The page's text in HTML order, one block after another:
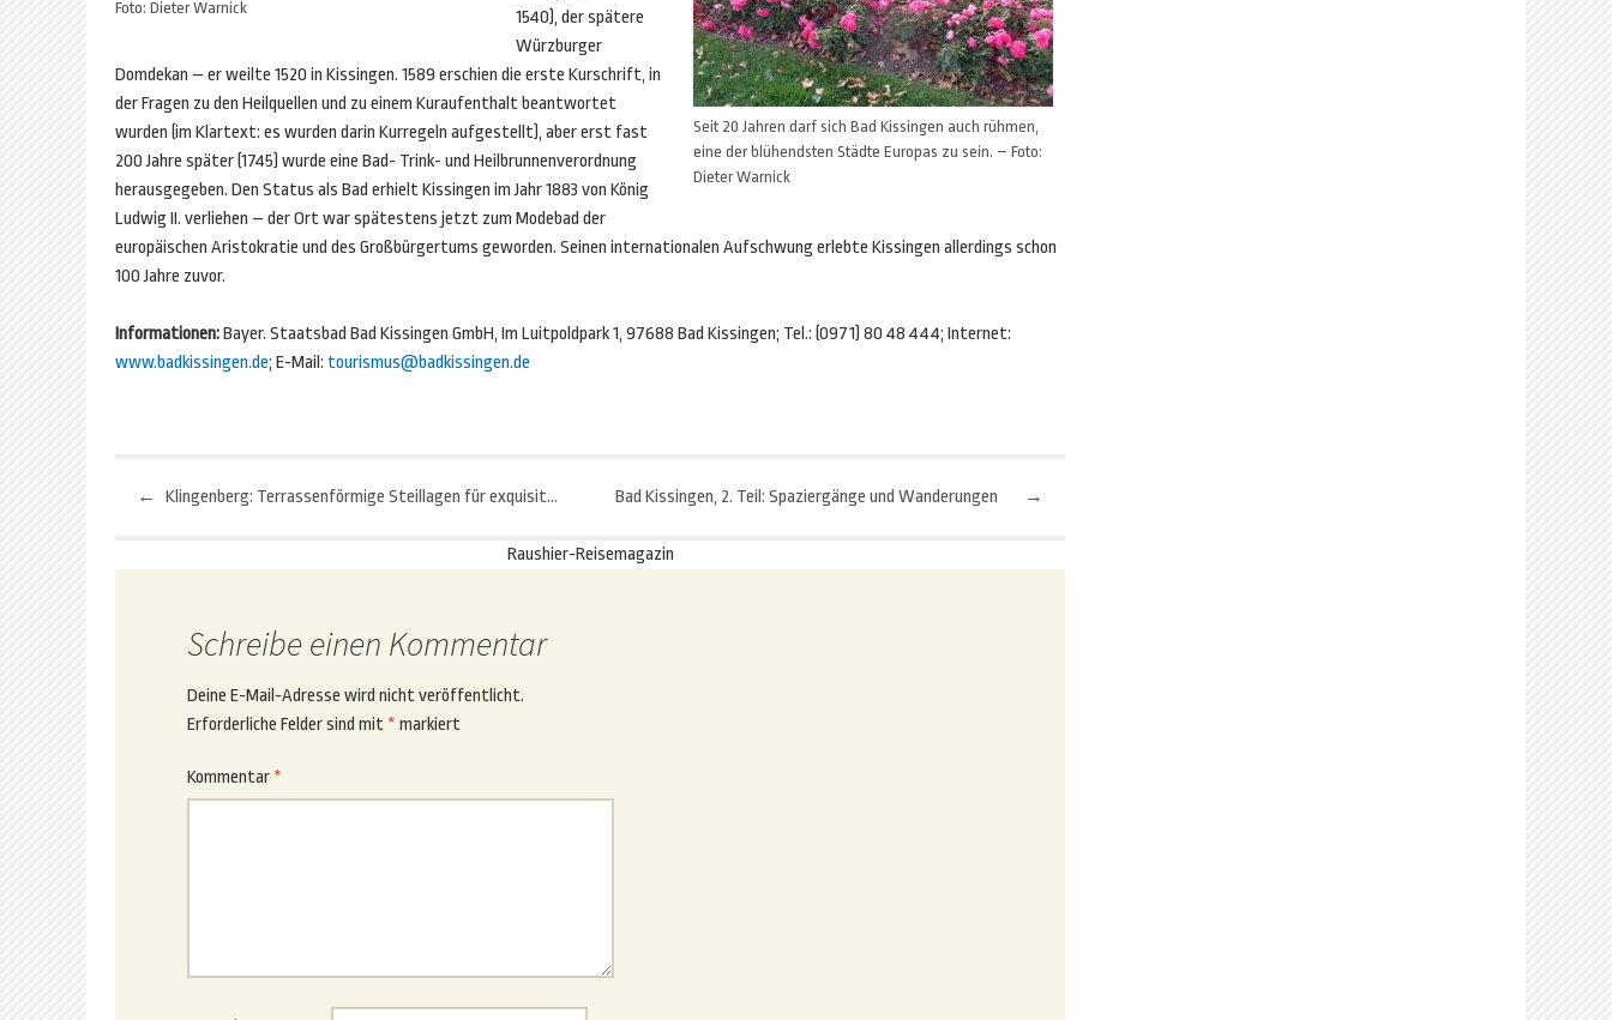
Foto: Dieter Warnick
Seit 20 Jahren darf sich Bad Kissingen auch rühmen,
eine der blühendsten Städte Europas zu sein. – Foto:
Dieter Warnick
1540), der spätere
Würzburger
Domdekan – er weilte 1520 in Kissingen. 1589 erschien die erste Kurschrift, in
der Fragen zu den Heilquellen und zu einem Kuraufenthalt beantwortet
wurden (im Klartext: es wurden darin Kurregeln aufgestellt), aber erst fast
200 Jahre später (1745) wurde eine Bad- Trink- und Heilbrunnenverordnung
herausgegeben. Den Status als Bad erhielt Kissingen im Jahr 1883 von König
Ludwig II. verliehen – der Ort war spätestens jetzt zum Modebad der
europäischen Aristokratie und des Großbürgertums geworden. Seinen internationalen Aufschwung erlebte Kissingen allerdings schon
100 Jahre zuvor.
Informationen:Bayer. Staatsbad Bad Kissingen GmbH, Im Luitpoldpark 1, 97688 Bad Kissingen; Tel.: (0971) 80 48 444; Internet:
www.badkissingen.de; E-Mail: tourismus@badkissingen.de
Beitragsnavigation
← Klingenberg: Terrassenförmige Steillagen für exquisite Rotweine →
Bad Kissingen, 2. Teil: Spaziergänge und Wanderungen
Raushier-Reisemagazin
Schreibe einen Kommentar
Deine E-Mail-Adresse wird nicht veröffentlicht.
Erforderliche Felder sind mit * markiert
Kommentar *